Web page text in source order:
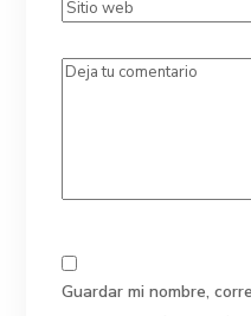
Guardar mi nombre,